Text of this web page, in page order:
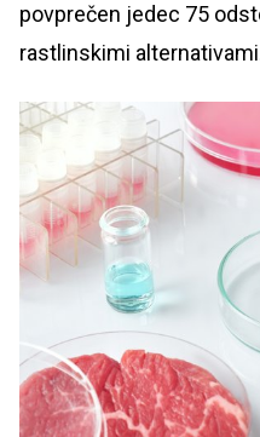
povprečen jedec 75
rastlinskimi